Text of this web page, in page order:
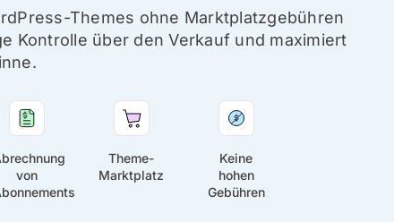
Themes ohne Marktplatzgebühren
Kontrolle über den Verkauf und maximiert
von
Theme-
Marktplatz
Keine
hohen
Gebühren